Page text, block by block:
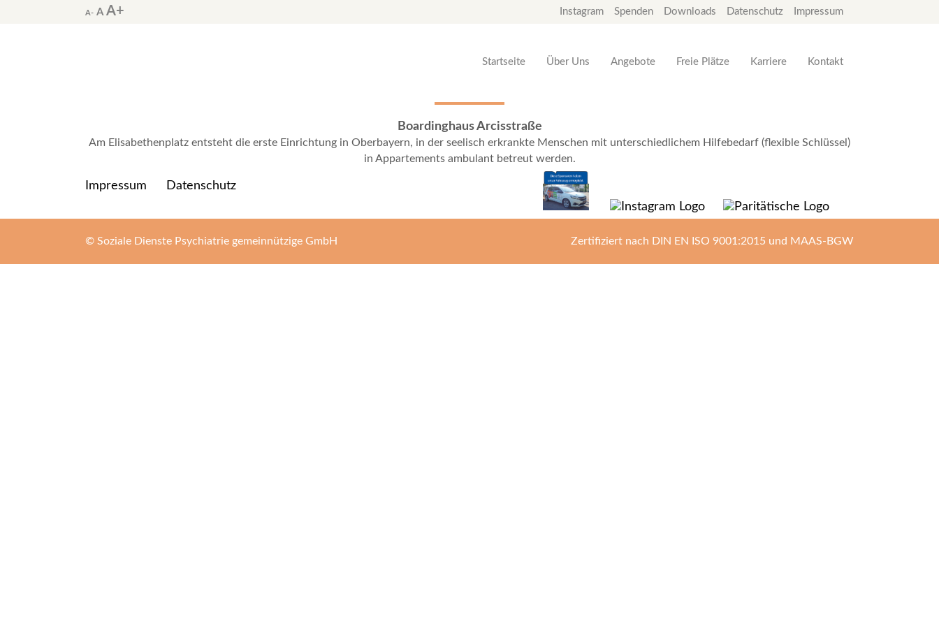
ADecrease
A Reset
AIncrease Instagram Spenden Downloads Datenschutz Impressum
Startseite Über Uns Angebote Freie Plätze Karriere
Kontakt
Boardinghaus Arcisstraße
Am Elisabethenplatz entsteht die erste Einrichtung in Oberbayern, in der seelisch erkrankte Menschen mit unterschiedlichem Hilfebedarf (flexible Schlüssel)
in Appartements ambulant betreut werden.
Impressum Datenschutz
© Soziale Dienste Psychiatrie gemeinnützige GmbH Zertifiziert nach DIN EN ISO 9001:2015 und MAAS-BGW